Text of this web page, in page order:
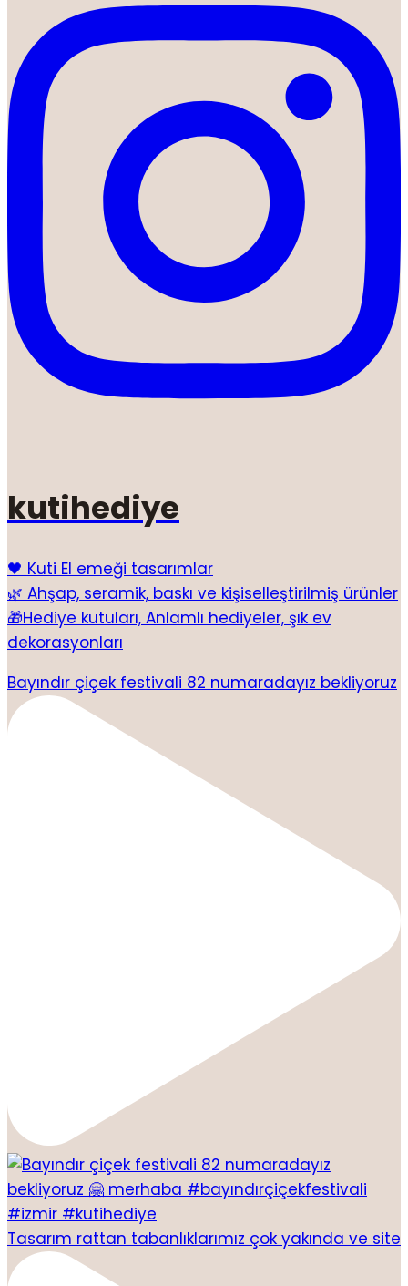
kutihediye
🖤 Kuti El emeği tasarımlar
🌿 Ahşap, seramik, baskı ve kişiselleştirilmiş ürünler
🎁Hediye kutuları, Anlamlı hediyeler, şık ev
dekorasyonları
Bayındır çiçek festivali 82 numaradayız bekliyoruz
Tasarım rattan tabanlıklarımız çok yakında ve site